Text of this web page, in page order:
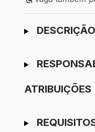
Vaga também para
Ir para candidatura
ATRIBUIÇÕES